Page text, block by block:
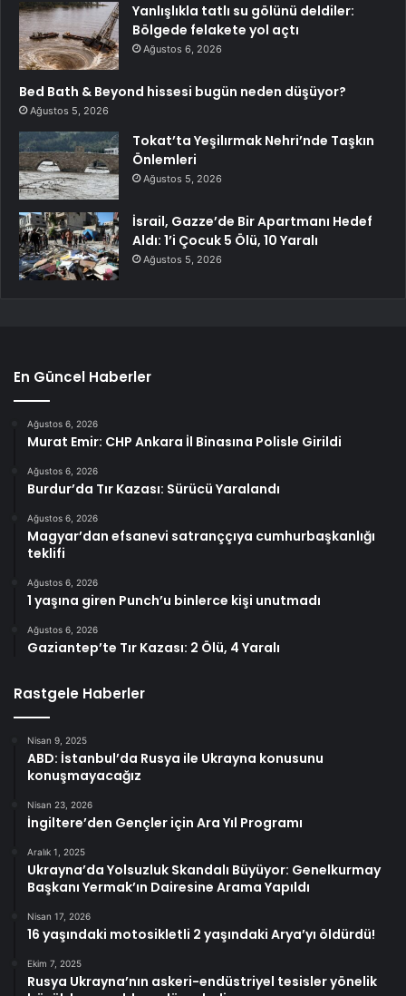
Yanlışlıkla tatlı su gölünü deldiler:
Bölgede felakete yol açtı
Ağustos 6, 2026
Bed Bath & Beyond hissesi bugün neden düşüyor?
Ağustos 5, 2026
Tokat’ta Yeşilırmak Nehri’nde Taşkın
Önlemleri
Ağustos 5, 2026
İsrail, Gazze’de Bir Apartmanı Hedef
Aldı: 1’i Çocuk 5 Ölü, 10 Yaralı
Ağustos 5, 2026
En Güncel Haberler
Ağustos 6, 2026
Murat Emir: CHP Ankara İl Binasına Polisle Girildi
Ağustos 6, 2026
Burdur’da Tır Kazası: Sürücü Yaralandı
Ağustos 6, 2026
Magyar’dan efsanevi satranççıya cumhurbaşkanlığı
teklifi
Ağustos 6, 2026
1 yaşına giren Punch’u binlerce kişi unutmadı
Ağustos 6, 2026
Gaziantep’te Tır Kazası: 2 Ölü, 4 Yaralı
Rastgele Haberler
Nisan 9, 2025
ABD: İstanbul’da Rusya ile Ukrayna konusunu
konuşmayacağız
Nisan 23, 2026
İngiltere’den Gençler için Ara Yıl Programı
Aralık 1, 2025
Ukrayna’da Yolsuzluk Skandalı Büyüyor: Genelkurmay
Başkanı Yermak’ın Dairesine Arama Yapıldı
Nisan 17, 2026
16 yaşındaki motosikletli 2 yaşındaki Arya’yı öldürdü!
Ekim 7, 2025
Rusya Ukrayna’nın askeri-endüstriyel tesisler yönelik